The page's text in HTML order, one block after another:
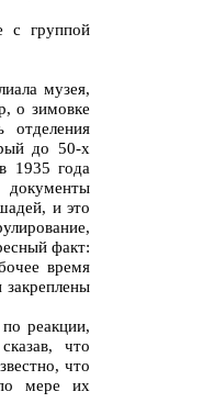
с группой
музея,
о зимовке
отделения
до 50-х
1935 года
и это
факт:
время
реакции,
что
что
мере их